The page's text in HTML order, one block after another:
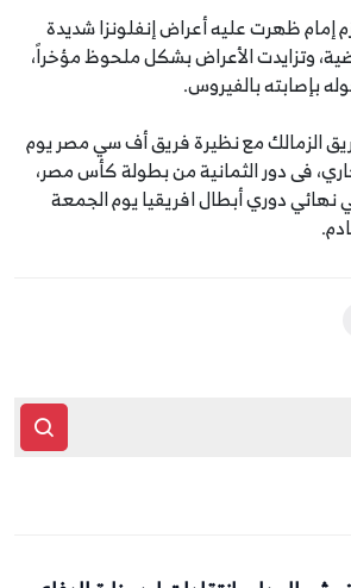
إمام ظهرت عليه أعراض إنفلونزا شديدة
وتزايدت الأعراض بشكل ملحوظ مؤخراً،
بإصابته بالفيروس.
الزمالك مع نظيرة فريق أف سي مصر يوم
فى دور الثمانية من بطولة كأس مصر،
دوري أبطال افريقيا يوم الجمعة